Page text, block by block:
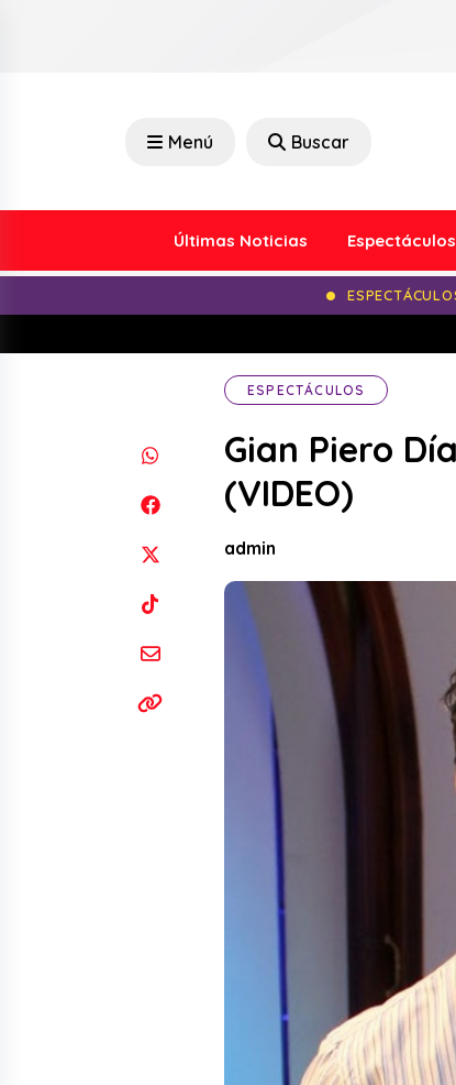
Menú Buscar
Últimas Noticias Espectáculos
ESPECTÁCULOS
Gian Piero
(VIDEO)
admin